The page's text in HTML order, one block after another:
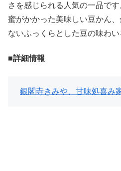
さを感じられる人気の一品で
蜜がかかった美味しい豆かん
ないふっくらとした豆の味わい
■詳細情報
銀閣寺きみや、甘味処喜み